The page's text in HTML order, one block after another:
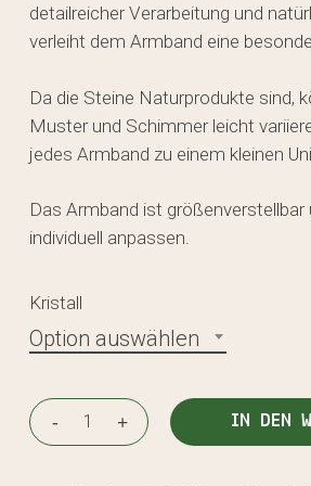
detailreicher Verarbeitung und
verleiht dem Armband eine
Da die Steine Naturprodukte sind,
Muster und Schimmer leicht
jedes Armband zu einem kleinen
Das Armband ist größenverstellbar
individuell anpassen.
Kristall
Option auswählen
IN DEN